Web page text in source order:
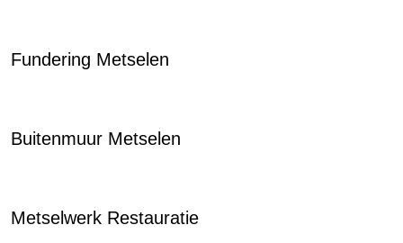
Fundering Metselen
Buitenmuur Metselen
Metselwerk Restauratie